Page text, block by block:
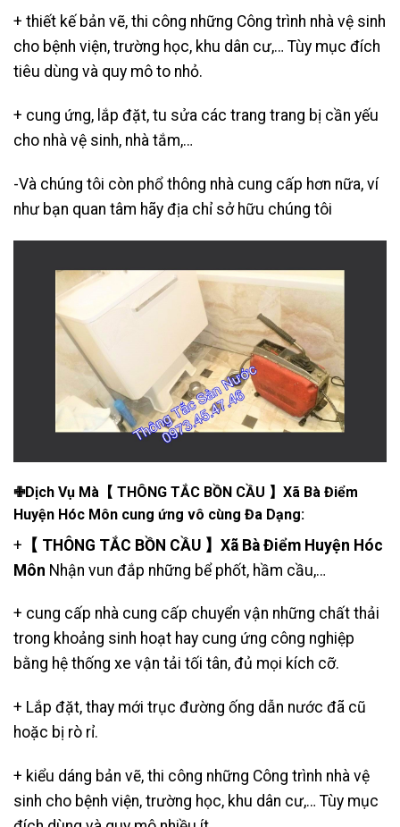
+ thiết kế bản vẽ, thi công những Công trình nhà vệ sinh
cho bệnh viện, trường học, khu dân cư,… Tùy mục đích
tiêu dùng và quy mô to nhỏ.
+ cung ứng, lắp đặt, tu sửa các trang trang bị cần yếu
cho nhà vệ sinh, nhà tắm,…
-Và chúng tôi còn phổ thông nhà cung cấp hơn nữa, ví
như bạn quan tâm hãy địa chỉ sở hữu chúng tôi
✙Dịch Vụ Mà【 THÔNG TẮC BỒN CẦU 】Xã Bà Điểm
Huyện Hóc Môn cung ứng vô cùng Đa Dạng:
+ 【 THÔNG TẮC BỒN CẦU 】Xã Bà Điểm Huyện Hóc
Môn Nhận vun đắp những bể phốt, hầm cầu,…
+ cung cấp nhà cung cấp chuyển vận những chất thải
trong khoảng sinh hoạt hay cung ứng công nghiệp
bằng hệ thống xe vận tải tối tân, đủ mọi kích cỡ.
+ Lắp đặt, thay mới trục đường ống dẫn nước đã cũ
hoặc bị rò rỉ.
+ kiểu dáng bản vẽ, thi công những Công trình nhà vệ
sinh cho bệnh viện, trường học, khu dân cư,… Tùy mục